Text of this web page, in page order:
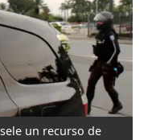
un recurso de